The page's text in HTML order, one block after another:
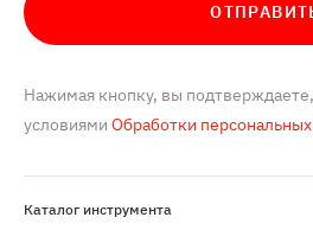
Нажимая кнопку, вы
условиями Обработки
Каталог инструмента